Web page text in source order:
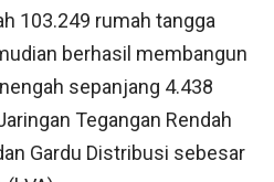
103.249 rumah tangga
berhasil membangun
sepanjang 4.438
Tegangan Rendah
Gardu Distribusi sebesar